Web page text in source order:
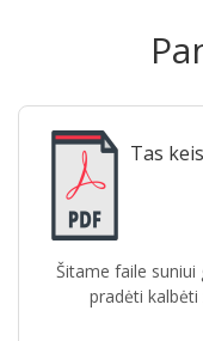
Tas
Šitame faile
pradėti